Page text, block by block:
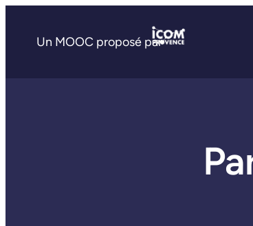
Un MOOC proposé par